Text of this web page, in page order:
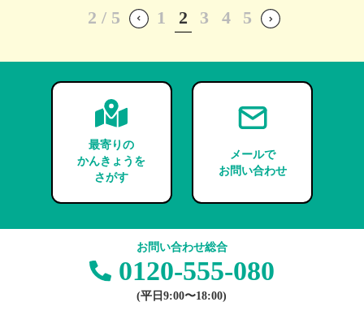
2 / 5 « 1 2 3 4 5 »
最寄りの
かんきょうを
さがす
メールで
お問い合わせ
お問い合わせ総合
0120-555-080
(平日9:00〜18:00)